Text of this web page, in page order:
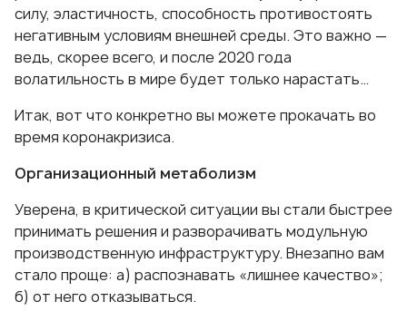
силу, эластичность, способность противостоять
негативным условиям внешней среды. Это важно —
ведь, скорее всего, и после 2020 года
волатильность в мире будет только нарастать…
Итак, вот что конкретно вы можете прокачать во
время коронакризиса.
Организационный метаболизм
Уверена, в критической ситуации вы стали быстрее
принимать решения и разворачивать модульную
производственную инфраструктуру. Внезапно вам
стало проще: а) распознавать «лишнее качество»;
б) от него отказываться.